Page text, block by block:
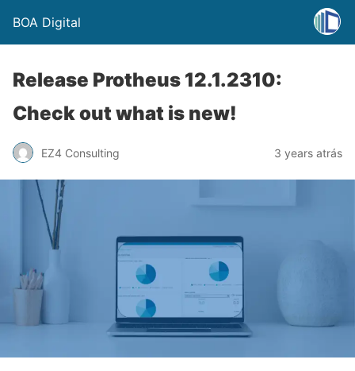
BOA Digital
Release Protheus 12.1.2310:
Check out what is new!
EZ4 Consulting 3 years atrás